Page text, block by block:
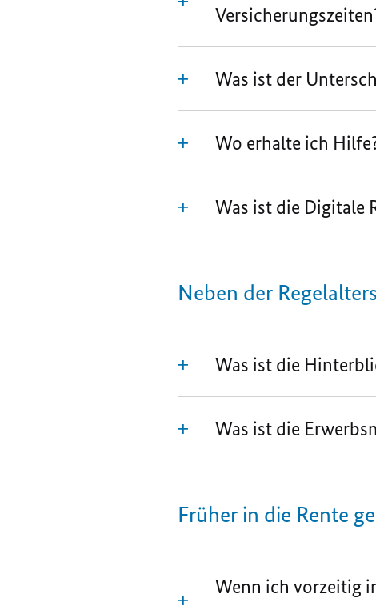
Was ist der
Wo erhalte ich
Was ist die Digitale
Neben der
Was ist die
Was ist die
Früher in die Rente
Wenn ich vorzeitig